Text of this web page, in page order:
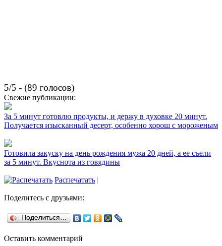
5/5 - (89 голосов)
Свежие публикации:
За 5 минут готовлю продукты, и держу в духовке 20 минут.
Получается изысканный десерт, особенно хорош с мороженым
Готовила закуску на день рождения мужа 20 дней, а ее съели
за 5 минут. Вкуснота из говядины
Распечатать |
Поделитесь с друзьями:
Поделиться…
Оставить комментарий